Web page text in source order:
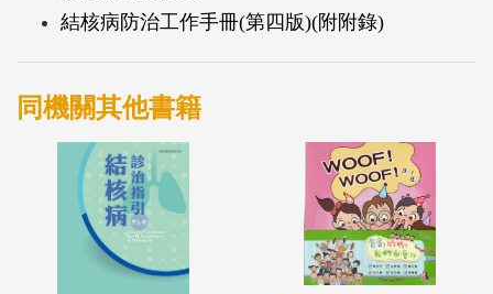
結核病防治工作手冊(第四版)(附附錄)
同機關其他書籍